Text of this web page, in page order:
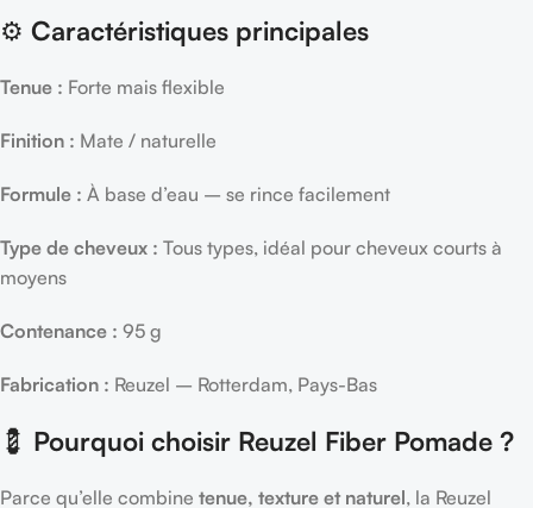
⚙️ Caractéristiques principales
Tenue : Forte mais flexible
Finition : Mate / naturelle
Formule : À base d’eau – se rince facilement
Type de cheveux : Tous types, idéal pour cheveux courts à
moyens
Contenance : 95 g
Fabrication : Reuzel – Rotterdam, Pays-Bas
💈 Pourquoi choisir Reuzel Fiber Pomade ?
Parce qu’elle combine tenue, texture et naturel, la Reuzel